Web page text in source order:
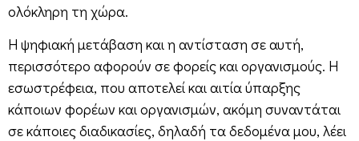
ολόκληρη τη χώρα.
Η ψηφιακή μετάβαση και η αντίσταση σε αυτή,
περισσότερο αφορούν σε φορείς και οργανισμούς. Η
εσωστρέφεια, που αποτελεί και αιτία ύπαρξης
κάποιων φορέων και οργανισμών, ακόμη συναντάται
σε κάποιες διαδικασίες, δηλαδή τα δεδομένα μου, λέει